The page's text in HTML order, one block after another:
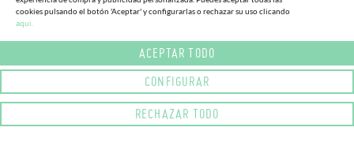
cookies pulsando el botón 'Aceptar' y configurarlas o rechazar su uso clicando
aqui.
ACEPTAR TODO
CONFIGURAR
RECHAZAR TODO